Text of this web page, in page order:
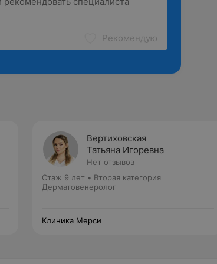
Рекомендую
Вертиховская
Татьяна Игоревна
Нет отзывов
Стаж 9 лет • Вторая категория
Дерматовенеролог
Клиника Мерси